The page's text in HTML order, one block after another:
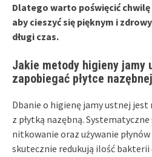
Dlatego warto poświęcić
aby cieszyć się pięknym i
długi czas.
Jakie metody higieny jamy
zapobiegać płytce
Dbanie o higienę jamy ustnej
z płytką nazębną.
nitkowanie oraz używanie
skutecznie redukują ilość